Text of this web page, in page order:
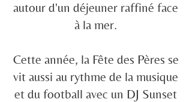
autour d'un déjeuner raffiné face
à la mer.
Cette année, la Fête des Pères se
vit aussi au rythme de la musique
et du football avec un DJ Sunset